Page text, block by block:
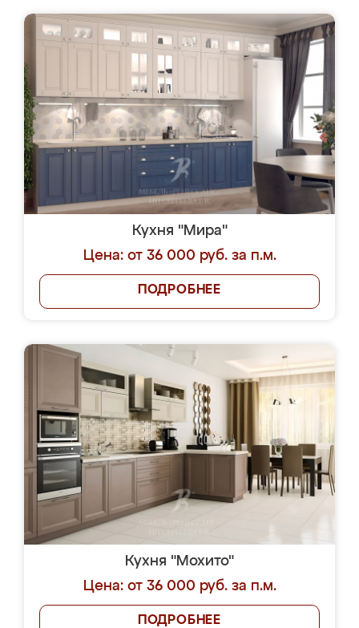
Кухня "Мира"
Цена: от 36 000 руб. за п.м.
ПОДРОБНЕЕ
Кухня "Мохито"
Цена: от 36 000 руб. за п.м.
ПОДРОБНЕЕ